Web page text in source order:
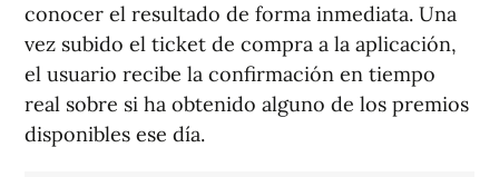
conocer el resultado de forma inmediata. Una
vez subido el ticket de compra a la aplicación,
el usuario recibe la confirmación en tiempo
real sobre si ha obtenido alguno de los premios
disponibles ese día.